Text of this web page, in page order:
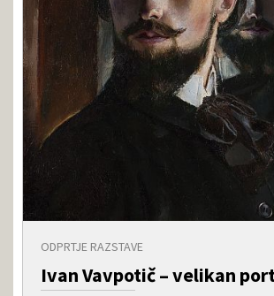
ODPRTJE RAZSTAVE
Ivan Vavpotič – velikan